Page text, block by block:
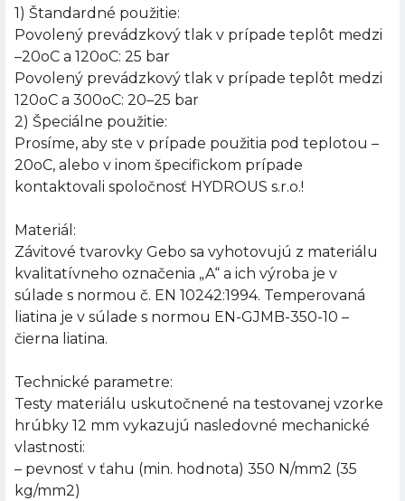
1) Štandardné použitie:
Povolený prevádzkový tlak v prípade teplôt medzi
–20oC a 120oC: 25 bar
Povolený prevádzkový tlak v prípade teplôt medzi
120oC a 300oC: 20–25 bar
2) Špeciálne použitie:
Prosíme, aby ste v prípade použitia pod teplotou –
20oC, alebo v inom špecifickom prípade
kontaktovali spoločnosť HYDROUS s.r.o.!
Materiál:
Závitové tvarovky Gebo sa vyhotovujú z materiálu
kvalitatívneho označenia „A“ a ich výroba je v
súlade s normou č. EN 10242:1994. Temperovaná
liatina je v súlade s normou EN-GJMB-350-10 –
čierna liatina.
Technické parametre:
Testy materiálu uskutočnené na testovanej vzorke
hrúbky 12 mm vykazujú nasledovné mechanické
vlastnosti:
– pevnosť v ťahu (min. hodnota) 350 N/mm2 (35
kg/mm2)